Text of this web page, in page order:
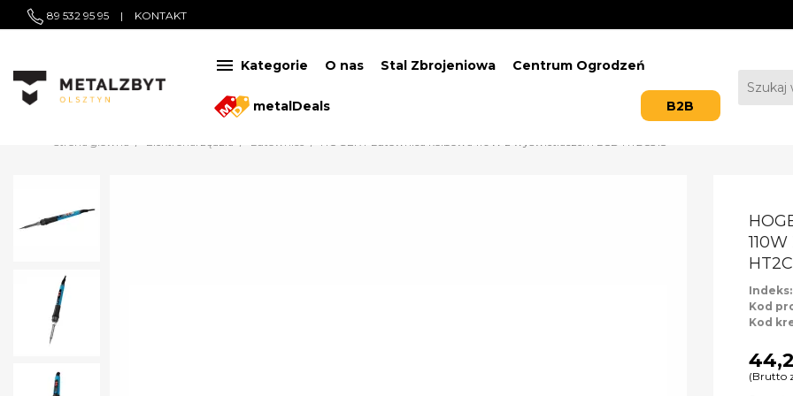
89 532 95 95 | KONTAKT
 Kategorie O nas Stal Zbrojeniowa Centrum Ogrodzeń
metalDeals B2B
Indeks:
Kod
Kod
(Brutto